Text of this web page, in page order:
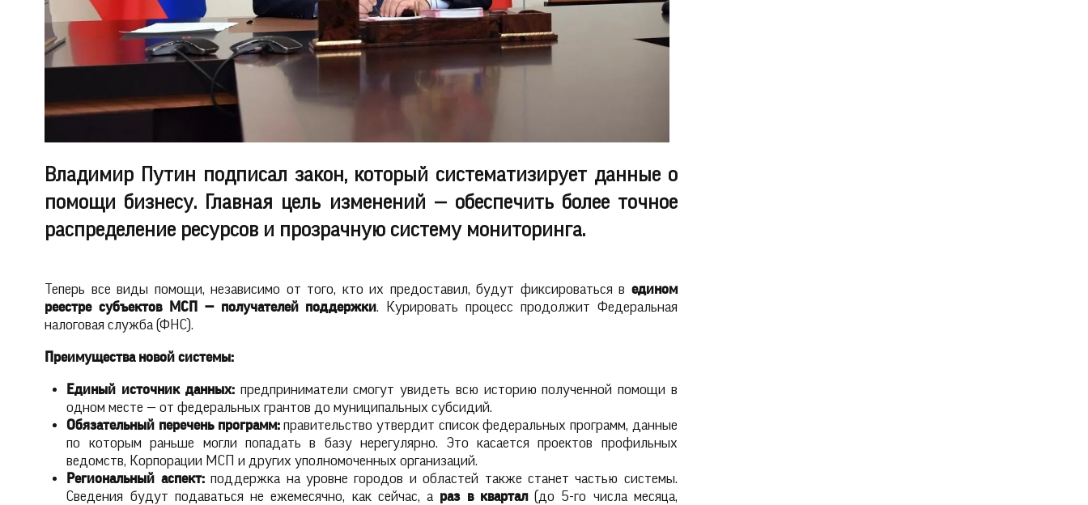
Владимир Путин подписал закон, который систематизирует данные о
помощи бизнесу. Главная цель изменений — обеспечить более точное
распределение ресурсов и прозрачную систему мониторинга.
Теперь все виды помощи, независимо от того, кто их предоставил, будут фиксироваться в едином
реестре субъектов МСП — получателей поддержки. Курировать процесс продолжит Федеральная
налоговая служба (ФНС).
Преимущества новой системы:
Единый источник данных:предприниматели смогут увидеть всю историю полученной помощи в
одном месте — от федеральных грантов до муниципальных субсидий.
Обязательный перечень программ:правительство утвердит список федеральных программ, данные
по которым раньше могли попадать в базу нерегулярно. Это касается проектов профильных
ведомств, Корпорации МСП и других уполномоченных организаций.
Региональный аспект:поддержка на уровне городов и областей также станет частью системы.
Сведения будут подаваться не ежемесячно, как сейчас, а раз в квартал(до 5-го числа месяца,